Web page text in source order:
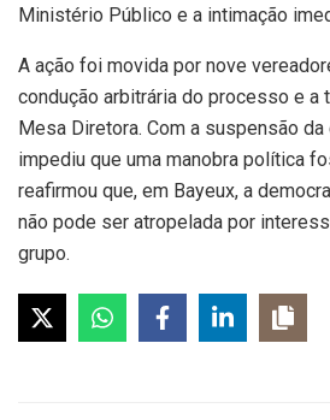
Ministério Público e a intimação
A ação foi movida por nove
condução arbitrária do processo e a
Mesa Diretora. Com a suspensão
impediu que uma manobra política
reafirmou que, em Bayeux, a
não pode ser atropelada por
grupo.